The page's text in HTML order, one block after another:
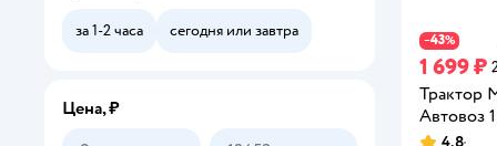
−43%
1 699 ₽
Трактор
Автовоз
4,8
за 1-2 часа сегодня или завтра
Цена, ₽